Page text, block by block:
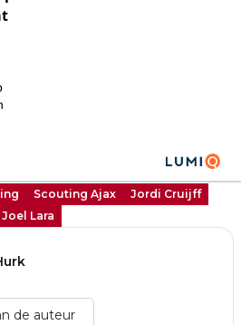
Scouting Ajax
Jordi Cruijff
Joel Lara
de auteur